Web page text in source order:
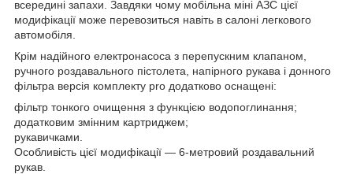
всередині запахи. Завдяки чому мобільна міні АЗС цієї
модифікації може перевозиться навіть в салоні легкового
автомобіля.
Крім надійного електронасоса з перепускним клапаном,
ручного роздавального пістолета, напірного рукава і донного
фільтра версія комплекту pro додатково оснащені:
фільтр тонкого очищення з функцією водопоглинання;
додатковим змінним картриджем;
рукавичками.
Особливість цієї модифікації — 6-метровий роздавальний
рукав.